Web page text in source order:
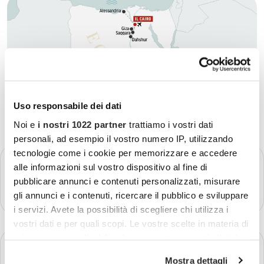
Uso responsabile dei dati
Noi e i nostri 1022 partner trattiamo i vostri dati
personali, ad esempio il vostro numero IP, utilizzando
tecnologie come i cookie per memorizzare e accedere
alle informazioni sul vostro dispositivo al fine di
pubblicare annunci e contenuti personalizzati, misurare
gli annunci e i contenuti, ricercare il pubblico e sviluppare
i servizi. Avete la possibilità di scegliere chi utilizza i
vostri dati e per quali scopi. Le vostre scelte in materia di
Mostra dettagli
GIORNO 1
Partenza - Il Cairo
Più dettagli
GIORNO 2